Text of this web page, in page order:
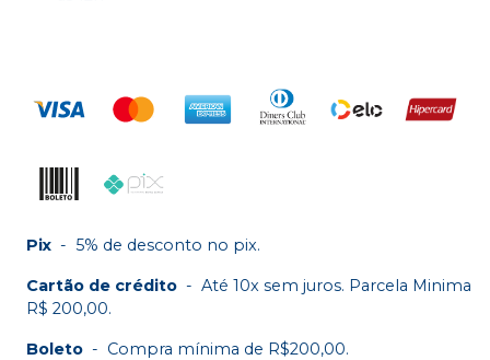
Pix - 5% de desconto no pix.
Cartão de crédito - Até 10x sem juros. Parcela Minima
R$ 200,00.
Boleto - Compra mínima de R$200,00.